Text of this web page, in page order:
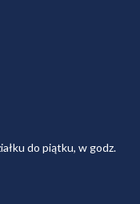
do piątku, w godz.